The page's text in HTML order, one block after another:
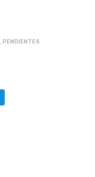
PENDIENTES